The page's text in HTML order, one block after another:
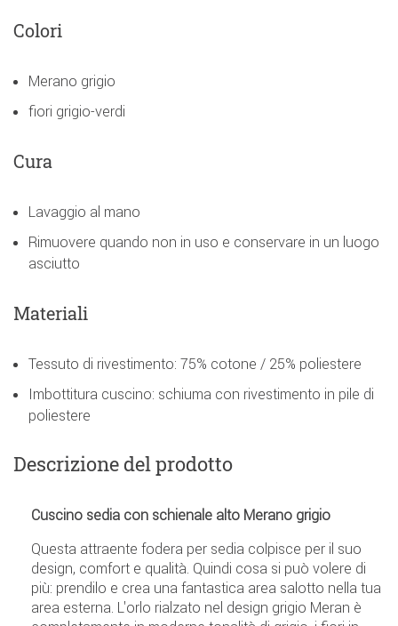
Colori
Merano grigio
fiori grigio-verdi
Cura
Lavaggio al mano
Rimuovere quando non in uso e conservare in un luogo
asciutto
Materiali
Tessuto di rivestimento: 75% cotone / 25% poliestere
Imbottitura cuscino: schiuma con rivestimento in pile di
poliestere
Descrizione del prodotto
Cuscino sedia con schienale alto Merano grigio
Questa attraente fodera per sedia colpisce per il suo
design, comfort e qualità. Quindi cosa si può volere di
più: prendilo e crea una fantastica area salotto nella tua
area esterna. L'orlo rialzato nel design grigio Meran è